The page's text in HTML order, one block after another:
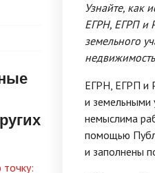
Узнайте, как
ЕГРН, ЕГРП и
земельного
ЕГРН, ЕГРП и
и земельными
немыслима
помощью
и заполнены